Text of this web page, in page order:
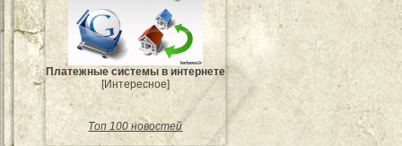
Платежные системы в интернете
[Интересное]
Топ 100 новостей